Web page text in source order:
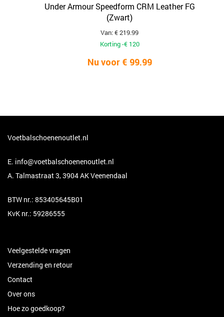
Under Armour Speedform CRM Leather FG
(Zwart)
Van: € 219.99
Korting -€ 120
Nu voor € 99.99
Voetbalschoenenoutlet.nl
E. info@voetbalschoenenoutlet.nl
A. Talmastraat 3, 3904 AK Veenendaal
BTW nr.: 853405645B01
KvK nr.: 59286555
Veelgestelde vragen
Verzending en retour
Contact
Over ons
Hoe zo goedkoop?